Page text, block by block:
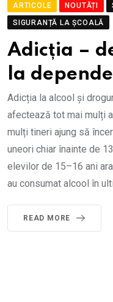
ARTICOLE NOUTĂȚI
SIGURANȚĂ LA ȘCOALĂ
Adicția –
la
Adicția la alcool și
afectează tot mai mulți
mulți tineri ajung să
uneori chiar înainte de
elevilor de 15–16 ani
au consumat alcool în
READ MORE